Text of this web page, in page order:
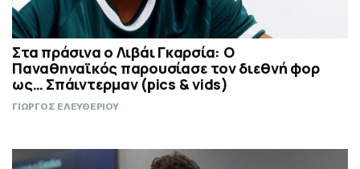
Στα πράσινα ο Λιβάι Γκαρσία: Ο
Παναθηναϊκός παρουσίασε τον διεθνή φορ
ως… Σπάιντερμαν (pics & vids)
ΓΙΩΡΓΟΣ ΕΛΕΥΘΕΡΙΟΥ